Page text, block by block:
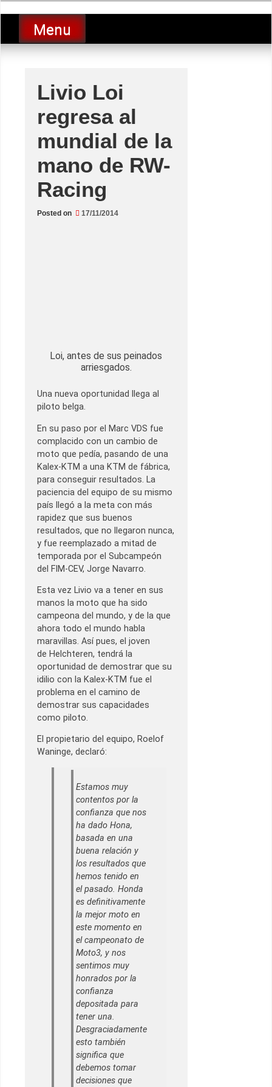
to
contentLucio Lopez GP
luciolopezgp
Menu
Livio Loi
regresa al
mundial de la
mano de RW-
Racing
Posted on 17/11/2014
Loi, antes de sus peinados
arriesgados.
Una nueva oportunidad llega al
piloto belga.
En su paso por el Marc VDS fue
complacido con un cambio de
moto que pedía, pasando de una
Kalex-KTM a una KTM de fábrica,
para conseguir resultados. La
paciencia del equipo de su mismo
país llegó a la meta con más
rapidez que sus buenos
resultados, que no llegaron nunca,
y fue reemplazado a mitad de
temporada por el Subcampeón
del FIM-CEV, Jorge Navarro.
Esta vez Livio va a tener en sus
manos la moto que ha sido
campeona del mundo, y de la que
ahora todo el mundo habla
maravillas. Así pues, el joven
de Helchteren, tendrá la
oportunidad de demostrar que su
idilio con la Kalex-KTM fue el
problema en el camino de
demostrar sus capacidades
como piloto.
El propietario del equipo, Roelof
Waninge, declaró:
Estamos muy
contentos por la
confianza que nos
ha dado Hona,
basada en una
buena relación y
los resultados que
hemos tenido en
el pasado. Honda
es definitivamente
la mejor moto en
este momento en
el campeonato de
Moto3, y nos
sentimos muy
honrados por la
confianza
depositada para
tener una.
Desgraciadamente
esto también
significa que
debemos tomar
decisiones que